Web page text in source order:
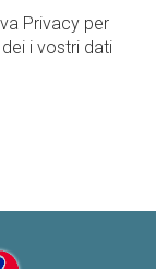
Privacy per
i vostri dati